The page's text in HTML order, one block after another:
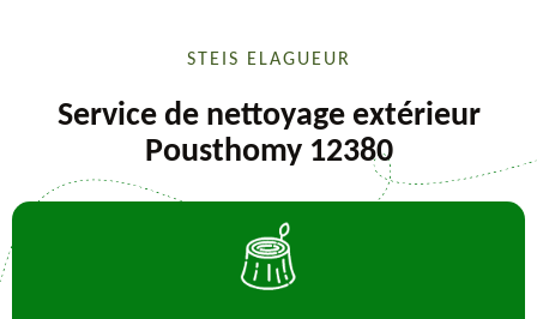
STEIS ELAGUEUR
Service de nettoyage extérieur
Pousthomy 12380